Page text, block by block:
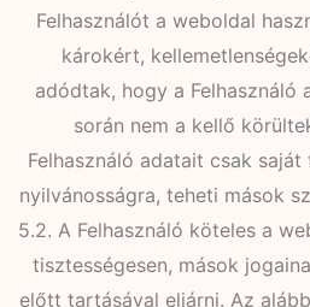
Felhasználót a weboldal
károkért,
adódtak, hogy a Felhasználó
során nem a kellő
Felhasználó adatait csak
nyilvánosságra, teheti mások
5.2. A Felhasználó köteles a
tisztességesen, mások
előtt tartásával eljárni. Az